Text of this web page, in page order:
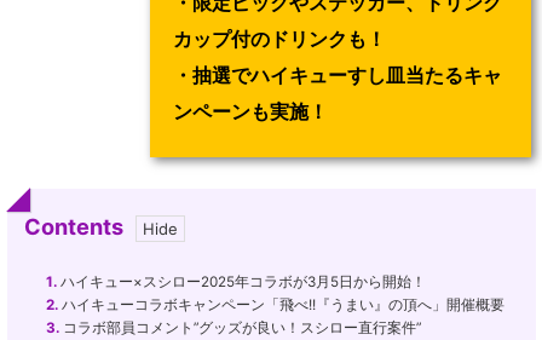
カップ付のドリンクも！
・抽選でハイキューすし皿当たるキャ
ンペーンも実施！
Contents
1.ハイキュー×スシロー2025年コラボが3月5日から開始！
2.ハイキューコラボキャンペーン「飛べ!!『うまい』の頂へ」開催概要
3.コラボ部員コメント”グッズが良い！スシロー直行案件”